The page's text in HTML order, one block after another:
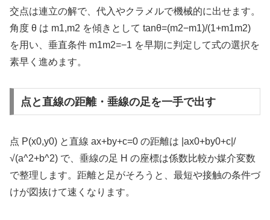
交点は連立の解で、代入やクラメルで機械的に出せます。
角度 θ は m1,m2 を傾きとして tanθ=(m2−m1)/(1+m1m2)
を用い、垂直条件 m1m2=−1 を早期に判定して式の選択を
素早く進めます。
点と直線の距離・垂線の足を一手で出す
点 P(x0,y0) と直線 ax+by+c=0 の距離は |ax0+by0+c|/
√(a^2+b^2) で、垂線の足 H の座標は係数比較か媒介変数
で整理します。距離と足がそろうと、最短や接触の条件づ
けが図抜けて速くなります。